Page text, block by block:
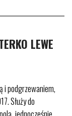
LEWE
i podgrzewaniem,
Służy do